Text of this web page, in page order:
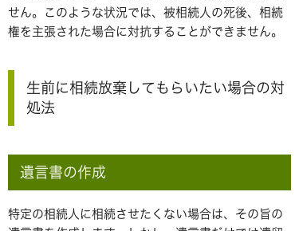
せん。このような状況では、被相続人の死後、相続
権を主張された場合に対抗することができません。
生前に相続放棄してもらいたい場合の対
処法
遺言書の作成
特定の相続人に相続させたくない場合は、その旨の